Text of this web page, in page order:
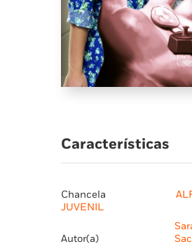
Características
Chancela
JUVENIL
Autor(a)